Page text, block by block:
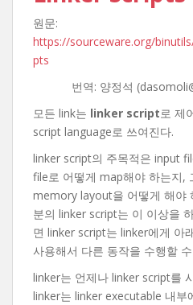
원문:
https://sourceware.org/
pts
번역: 양정석
모든 link는 linker script로 제
script language로 쓰여진다.
linker script의 주목적은 input
file로 어떻게 map해야 하는지,
memory layout을 어떻게 해야
분의 linker script는 이 이상을
면 linker script는 linker에게 아
사용해서 다른 동작을 수행할
linker는 언제나 linker script를
linker는 linker executable 내